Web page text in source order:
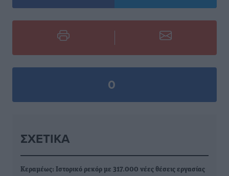
0
ΣΧΕΤΙΚΆ
Κεραμέως: Ιστορικό ρεκόρ με 317.000 νέες θέσεις εργασίας